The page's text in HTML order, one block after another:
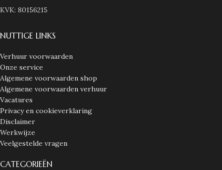
KVK: 80156215
NUTTIGE LINKS
Verhuur voorwaarden
Onze service
Algemene voorwaarden shop
Algemene voorwaarden verhuur
Vacatures
Privacy en cookieverklaring
Disclaimer
Werkwijze
Veelgestelde vragen
CATEGORIEËN